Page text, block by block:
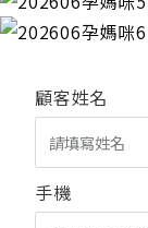
顧客姓名
手機